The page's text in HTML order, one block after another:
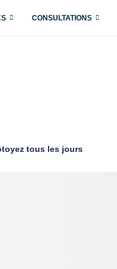
CONSULTATIONS
tous les jours